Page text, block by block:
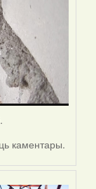
каментары.